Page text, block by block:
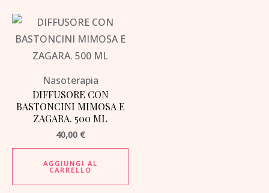
Nasoterapia
DIFFUSORE CON
BASTONCINI MIMOSA E
ZAGARA. 500 ML
40,00 €
AGGIUNGI AL
CARRELLO